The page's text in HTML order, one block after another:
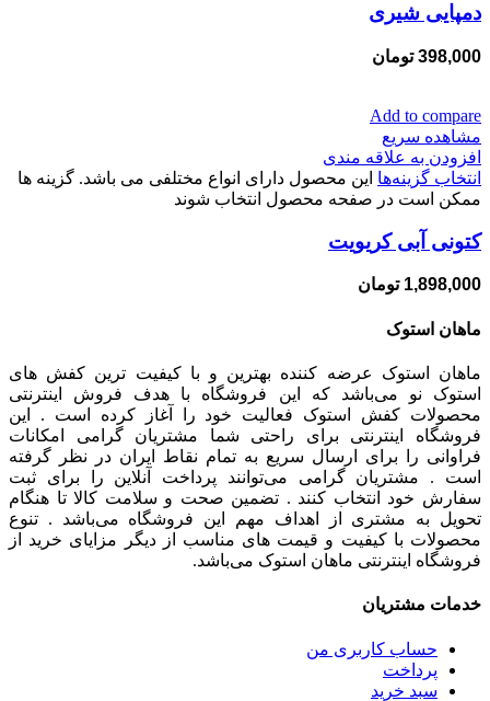
دمپایی شیری
398,000 تومان
Add to compare
مشاهده سریع
افزودن به علاقه مندی
انتخاب گزینه‌ها این محصول دارای انواع مختلفی می باشد. گزینه ها
ممکن است در صفحه محصول انتخاب شوند
کتونی آبی کریویت
1,898,000 تومان
ماهان استوک
ماهان استوک عرضه کننده بهترین و با کیفیت ترین کفش های
استوک نو می‌باشد که این فروشگاه با هدف فروش اینترنتی
محصولات کفش استوک فعالیت خود را آغاز کرده است . این
فروشگاه اینترنتی برای راحتی شما مشتریان گرامی امکانات
فراوانی را برای ارسال سریع به تمام نقاط ایران در نظر گرفته
است . مشتریان گرامی می‌توانند پرداخت آنلاین را برای ثبت
سفارش خود انتخاب کنند . تضمین صحت و سلامت کالا تا هنگام
تحویل به مشتری از اهداف مهم این فروشگاه می‌باشد . تنوع
محصولات با کیفیت و قیمت های مناسب از دیگر مزایای خرید از
فروشگاه اینترنتی ماهان استوک می‌باشد.
خدمات مشتریان
حساب کاربری من
پرداخت
سبد خرید